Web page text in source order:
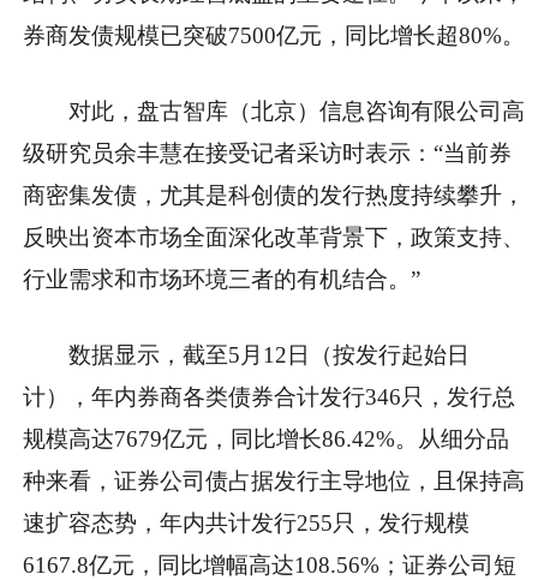
券商发债规模已突破7500亿元，同比增长超80%。
对此，盘古智库（北京）信息咨询有限公司高
级研究员余丰慧在接受记者采访时表示：“当前券
商密集发债，尤其是科创债的发行热度持续攀升，
反映出资本市场全面深化改革背景下，政策支持、
行业需求和市场环境三者的有机结合。”
数据显示，截至5月12日（按发行起始日
计），年内券商各类债券合计发行346只，发行总
规模高达7679亿元，同比增长86.42%。从细分品
种来看，证券公司债占据发行主导地位，且保持高
速扩容态势，年内共计发行255只，发行规模
6167.8亿元，同比增幅高达108.56%；证券公司短